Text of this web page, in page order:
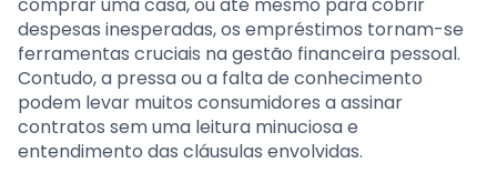
despesas inesperadas, os empréstimos tornam-se
ferramentas cruciais na gestão financeira pessoal.
Contudo, a pressa ou a falta de conhecimento
podem levar muitos consumidores a assinar
contratos sem uma leitura minuciosa e
entendimento das cláusulas envolvidas.